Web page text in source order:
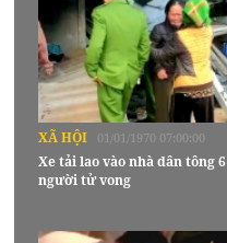
XÃ HỘI 01/01/1970 07:00:00
Xe tải lao vào nhà dân tông 6
người tử vong